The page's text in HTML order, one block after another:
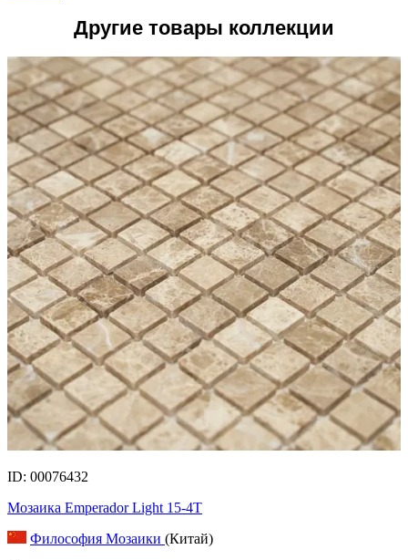
Другие товары коллекции
ID: 00076432
Мозаика Emperador Light 15-4T
Философия Мозаики (Китай)